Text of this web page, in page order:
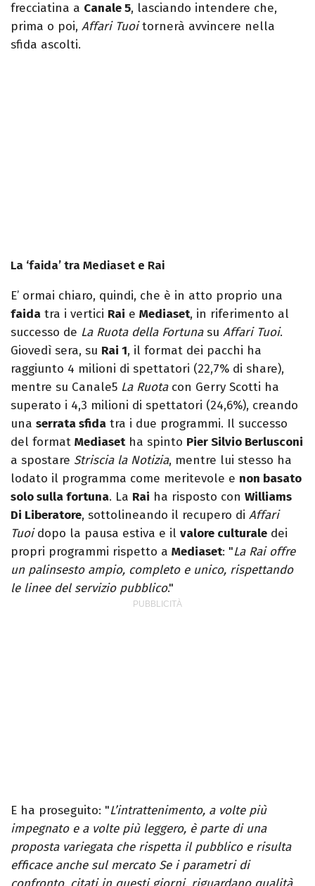
frecciatina a Canale 5, lasciando intendere che,
prima o poi, Affari Tuoitornerà avvincere nella
sfida ascolti.
La ‘faida’ tra Mediaset e Rai
E’ ormai chiaro, quindi, che è in atto proprio una
faida tra i vertici Rai e Mediaset, in riferimento al
successo de La Ruota della Fortunasu Affari Tuoi.
Giovedì sera, su Rai 1, il format dei pacchi ha
raggiunto 4 milioni di spettatori (22,7% di share),
mentre su Canale5 La Ruotacon Gerry Scotti ha
superato i 4,3 milioni di spettatori (24,6%), creando
una serrata sfida tra i due programmi. Il successo
del format Mediasetha spinto Pier Silvio Berlusconi
a spostare Striscia la Notizia, mentre lui stesso ha
lodato il programma come meritevole e non basato
solo sulla fortuna. La Rai ha risposto con Williams
Di Liberatore, sottolineando il recupero di Affari
Tuoidopo la pausa estiva e il valore culturale dei
propri programmi rispetto a Mediaset: "La Rai offre
un palinsesto ampio, completo e unico, rispettando
le linee del servizio pubblico."
E ha proseguito: "L’intrattenimento, a volte più
impegnato e a volte più leggero, è parte di una
proposta variegata che rispetta il pubblico e risulta
efficace anche sul mercato Se i parametri di